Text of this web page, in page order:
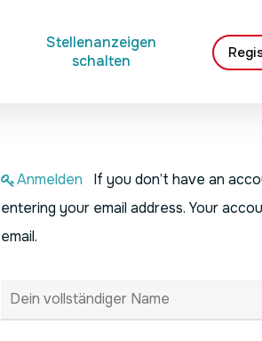
Stellenanzeigen
schalten
Anmelden
If you don’t have an
entering your email address. Your
email.